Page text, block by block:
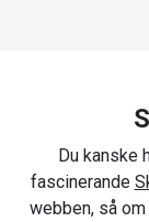
Du kanske
fascinerande
webben, så